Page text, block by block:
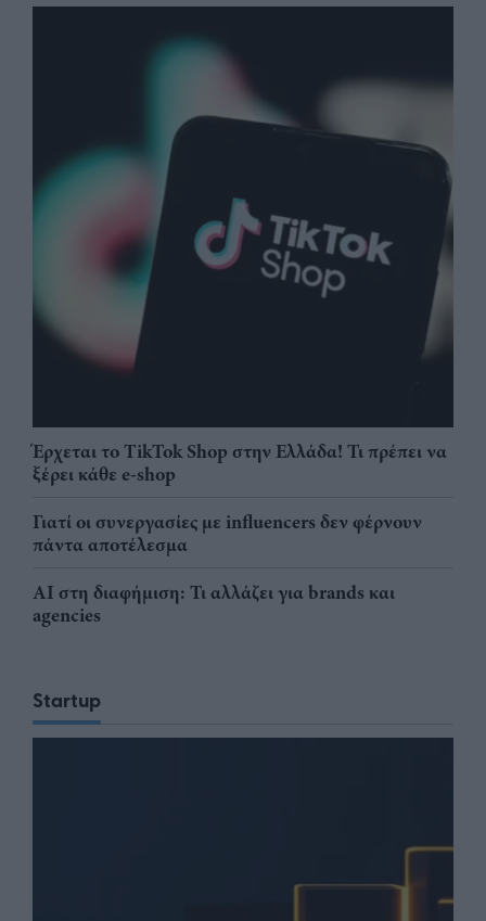
Έρχεται το TikTok Shop στην Ελλάδα! Τι πρέπει να
ξέρει κάθε e-shop
Γιατί οι συνεργασίες με influencers δεν φέρνουν
πάντα αποτέλεσμα
AI στη διαφήμιση: Τι αλλάζει για brands και
agencies
Startup